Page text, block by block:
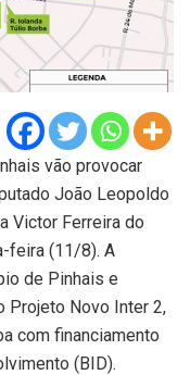
vão provocar
João Leopoldo
Victor Ferreira do
feira (11/8). A
de Pinhais e
Projeto Novo Inter 2,
com financiamento
(BID).